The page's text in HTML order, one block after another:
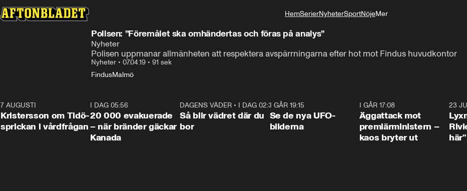
HemSerierNyheterSportNöjeMer
Polisen: ”Föremålet ska omhändertas och föras på analys”
Nyheter
Polisen uppmanar allmänheten att respektera avspärrningarna efter hot mot Findus huvudkontor
Nyheter • 07.04.19 • 91 sek
FindusMalmö
7 AUGUSTI
Kristersson om Tidö-
sprickan i vårdfrågan
I DAG 05:56
20 000 evakuerade
– när bränder gäckar
Kanada
1:06
DAGENS VÄDER • I DAG 02:30
Så blir vädret där du
bor
I GÅR 19:15
Se de nya UFO-
bilderna
I GÅR 17:08
Äggattack mot
premiärministern –
kaos bryter ut
23
här"